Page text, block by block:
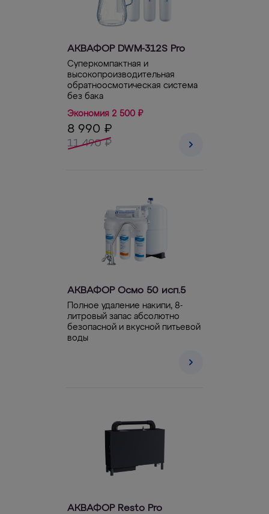
АКВАФОР DWM-312S Pro
Суперкомпактная и
высокопроизводительная
обратноосмотическая система
без бака
Экономия 2 500 ₽
8 990 ₽
11 490 ₽
АКВАФОР Осмо 50 исп.5
Полное удаление накипи, 8-
литровый запас абсолютно
безопасной и вкусной питьевой
воды
АКВАФОР Resto Pro